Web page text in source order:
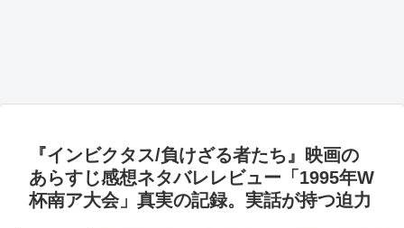
『インビクタス/負けざる者たち』映画の
あらすじ感想ネタバレレビュー「1995年W
杯南ア大会」真実の記録。実話が持つ迫力